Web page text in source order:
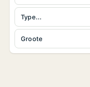
Type...
Groote